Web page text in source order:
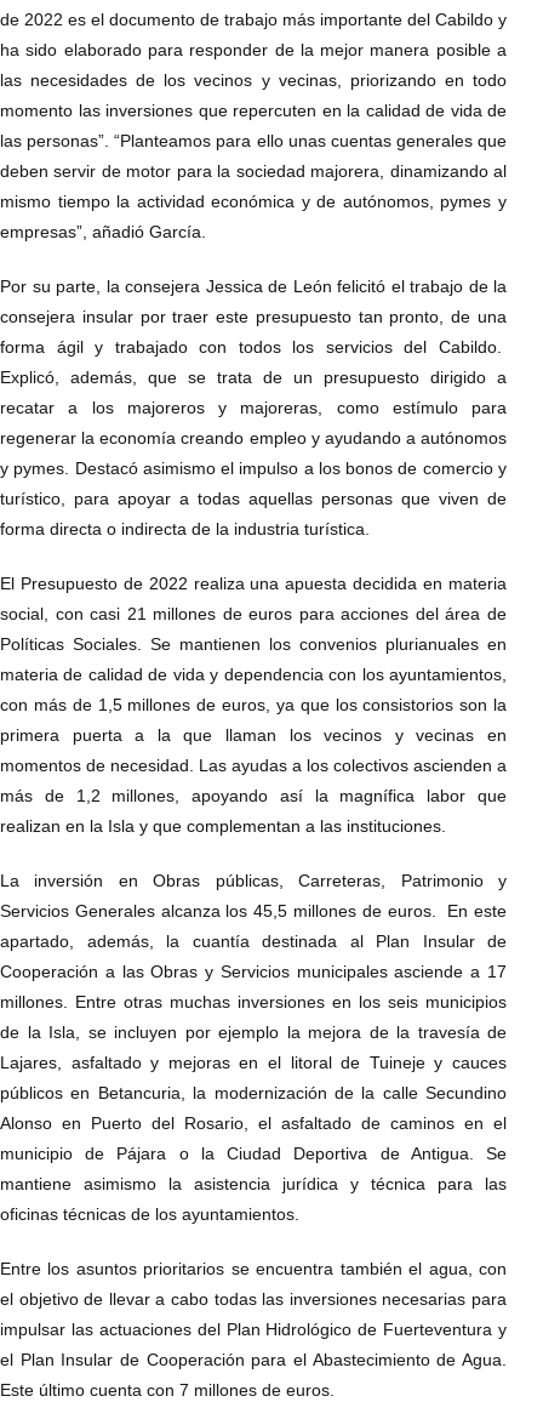
de 2022 es el documento de trabajo más importante del Cabildo y
ha sido elaborado para responder de la mejor manera posible a
las necesidades de los vecinos y vecinas, priorizando en todo
momento las inversiones que repercuten en la calidad de vida de
las personas”. “Planteamos para ello unas cuentas generales que
deben servir de motor para la sociedad majorera, dinamizando al
mismo tiempo la actividad económica y de autónomos, pymes y
empresas”, añadió García.
Por su parte, la consejera Jessica de León felicitó el trabajo de la
consejera insular por traer este presupuesto tan pronto, de una
forma ágil y trabajado con todos los servicios del Cabildo.
Explicó, además, que se trata de un presupuesto dirigido a
recatar a los majoreros y majoreras, como estímulo para
regenerar la economía creando empleo y ayudando a autónomos
y pymes. Destacó asimismo el impulso a los bonos de comercio y
turístico, para apoyar a todas aquellas personas que viven de
forma directa o indirecta de la industria turística.
El Presupuesto de 2022 realiza una apuesta decidida en materia
social, con casi 21 millones de euros para acciones del área de
Políticas Sociales. Se mantienen los convenios plurianuales en
materia de calidad de vida y dependencia con los ayuntamientos,
con más de 1,5 millones de euros, ya que los consistorios son la
primera puerta a la que llaman los vecinos y vecinas en
momentos de necesidad. Las ayudas a los colectivos ascienden a
más de 1,2 millones, apoyando así la magnífica labor que
realizan en la Isla y que complementan a las instituciones.
La inversión en Obras públicas, Carreteras, Patrimonio y
Servicios Generales alcanza los 45,5 millones de euros. En este
apartado, además, la cuantía destinada al Plan Insular de
Cooperación a las Obras y Servicios municipales asciende a 17
millones. Entre otras muchas inversiones en los seis municipios
de la Isla, se incluyen por ejemplo la mejora de la travesía de
Lajares, asfaltado y mejoras en el litoral de Tuineje y cauces
públicos en Betancuria, la modernización de la calle Secundino
Alonso en Puerto del Rosario, el asfaltado de caminos en el
municipio de Pájara o la Ciudad Deportiva de Antigua. Se
mantiene asimismo la asistencia jurídica y técnica para las
oficinas técnicas de los ayuntamientos.
Entre los asuntos prioritarios se encuentra también el agua, con
el objetivo de llevar a cabo todas las inversiones necesarias para
impulsar las actuaciones del Plan Hidrológico de Fuerteventura y
el Plan Insular de Cooperación para el Abastecimiento de Agua.
Este último cuenta con 7 millones de euros.